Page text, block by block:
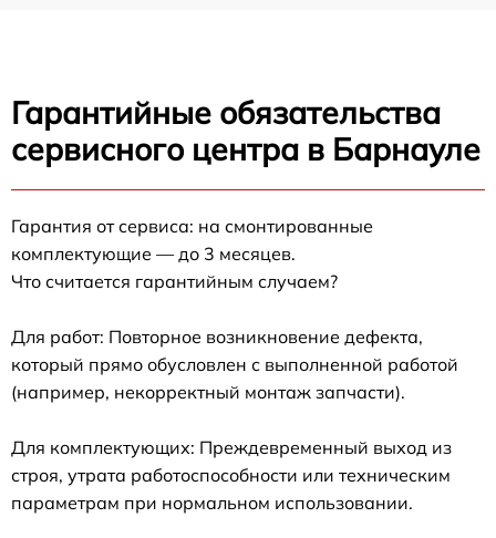
Гарантийные обязательства
сервисного центра в Барнауле
Гарантия от сервиса: на смонтированные
комплектующие — до 3 месяцев.
Что считается гарантийным случаем?
Для работ: Повторное возникновение дефекта,
который прямо обусловлен с выполненной работой
(например, некорректный монтаж запчасти).
Для комплектующих: Преждевременный выход из
строя, утрата работоспособности или техническим
параметрам при нормальном использовании.